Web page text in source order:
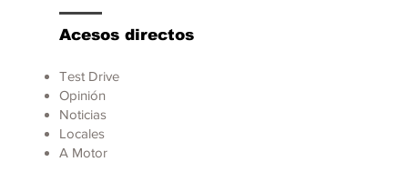
Acesos directos
Test Drive
Opinión
Noticias
Locales
A Motor